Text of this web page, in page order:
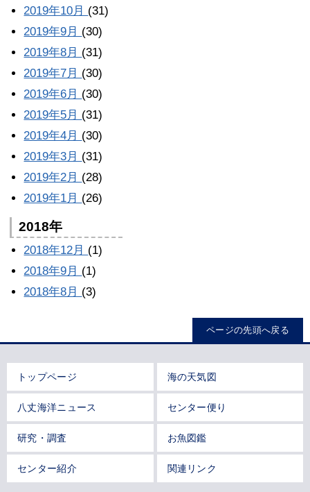
2019年10月 (31)
2019年9月 (30)
2019年8月 (31)
2019年7月 (30)
2019年6月 (30)
2019年5月 (31)
2019年4月 (30)
2019年3月 (31)
2019年2月 (28)
2019年1月 (26)
2018年
2018年12月 (1)
2018年9月 (1)
2018年8月 (3)
ページの先頭へ戻る
トップページ 海の天気図
八丈海洋ニュース センター便り
研究・調査 お魚図鑑
センター紹介 関連リンク